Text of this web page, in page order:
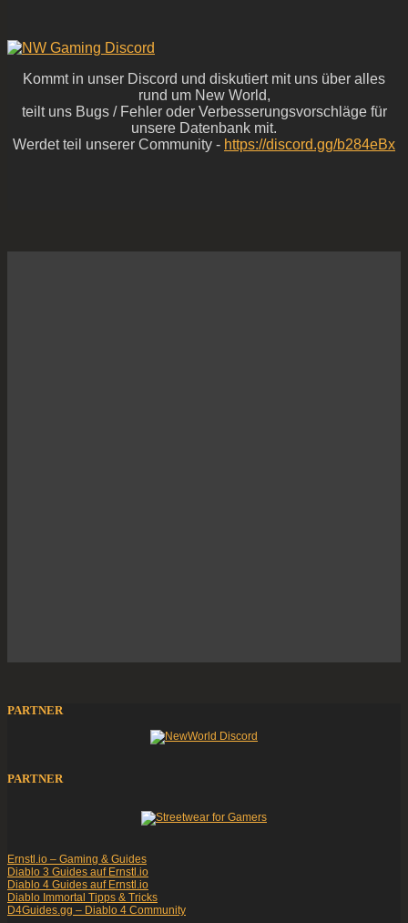
Kommt in unser Discord und diskutiert mit uns über alles
rund um New World,
teilt uns Bugs / Fehler oder Verbesserungsvorschläge für
unsere Datenbank mit.
Werdet teil unserer Community - https://discord.gg/b284eBx
PARTNER
PARTNER
Ernstl.io – Gaming & Guides
Diablo 3 Guides auf Ernstl.io
Diablo 4 Guides auf Ernstl.io
Diablo Immortal Tipps & Tricks
D4Guides.gg – Diablo 4 Community